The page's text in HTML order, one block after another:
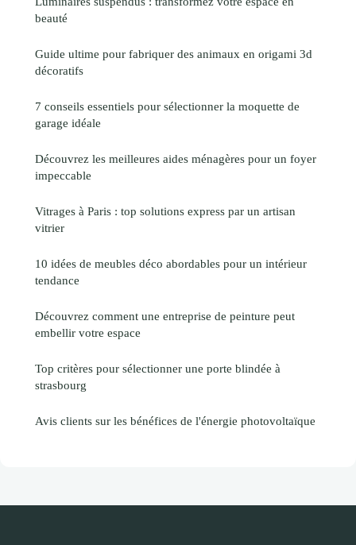
beauté
Guide ultime pour fabriquer des animaux en origami 3d
décoratifs
7 conseils essentiels pour sélectionner la moquette de
garage idéale
Découvrez les meilleures aides ménagères pour un foyer
impeccable
Vitrages à Paris : top solutions express par un artisan
vitrier
10 idées de meubles déco abordables pour un intérieur
tendance
Découvrez comment une entreprise de peinture peut
embellir votre espace
Top critères pour sélectionner une porte blindée à
strasbourg
Avis clients sur les bénéfices de l'énergie photovoltaïque